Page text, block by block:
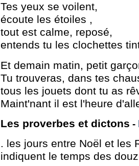
Tes yeux se voilent,
écoute les étoiles ,
tout est calme, reposé,
entends tu les clochettes
Et demain matin, petit
Tu trouveras, dans tes
tous les jouets dont tu as
Maint'nant il est l'heure
Les proverbes et dictons -
. les jours entre Noël et les
indiquent le temps des